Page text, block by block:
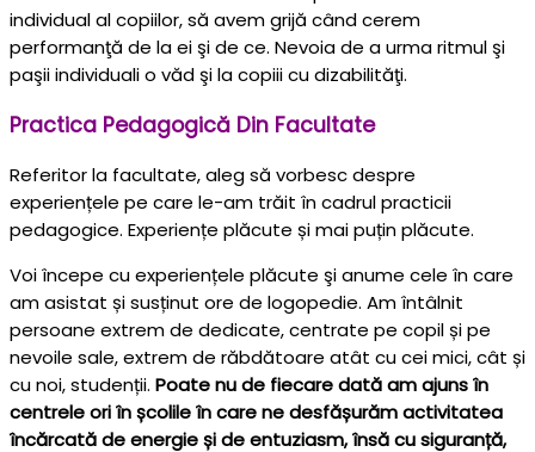
individual al copiilor, să avem grijă când cerem
performanţă de la ei şi de ce. Nevoia de a urma ritmul şi
paşii individuali o văd şi la copiii cu dizabilităţi.
Practica Pedagogică Din Facultate
Referitor la facultate, aleg să vorbesc despre
experiențele pe care le-am trăit în cadrul practicii
pedagogice. Experiențe plăcute și mai puțin plăcute.
Voi începe cu experiențele plăcute şi anume cele în care
am asistat și susținut ore de logopedie. Am întâlnit
persoane extrem de dedicate, centrate pe copil și pe
nevoile sale, extrem de răbdătoare atât cu cei mici, cât și
cu noi, studenții. Poate nu de fiecare dată am ajuns în
centrele ori în școlile în care ne desfășurăm activitatea
încărcată de energie și de entuziasm, însă cu siguranță,